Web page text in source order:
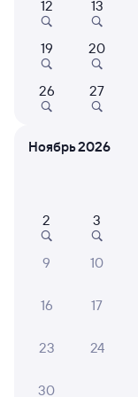
Найдём билет на
Даже если сейчас
Искать билеты
Отзывы
Мы
26 июля
внимательные
12 13
19 20
26 27
Ноябрь 2026
2 3
9 10
16 17
23 24
30